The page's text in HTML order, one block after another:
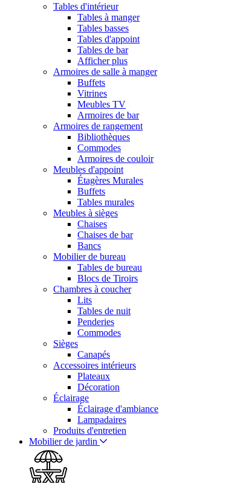
Tables d'intérieur
Tables à manger
Tables basses
Tables d'appoint
Tables de bar
Afficher plus
Armoires de salle à manger
Buffets
Vitrines
Meubles TV
Armoires de bar
Armoires de rangement
Bibliothèques
Commodes
Armoires de couloir
Meubles d'appoint
Étagères Murales
Buffets
Tables murales
Meubles à sièges
Chaises
Chaises de bar
Bancs
Mobilier de bureau
Tables de bureau
Blocs de Tiroirs
Chambres à coucher
Lits
Tables de nuit
Penderies
Commodes
Sièges
Canapés
Accessoires intérieurs
Plateaux
Décoration
Éclairage
Éclairage d'ambiance
Lampadaires
Produits d'entretien
Mobilier de jardin